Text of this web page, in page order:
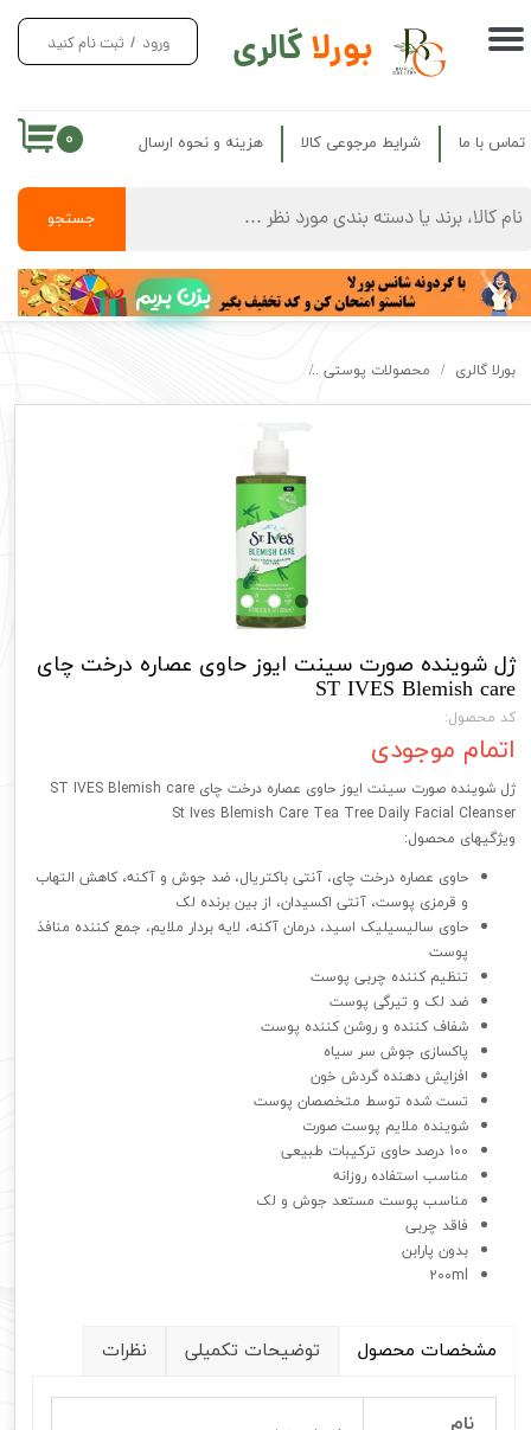
بورلاگالری
جستجو
ورود / ثبت نام کنید
حساب کاربری من
سفارشات
خروج از حساب کاربری
۰ تماس با ما شرایط مرجوعی کالا هزینه و نحوه ارسال
بزن بریم
بورلا گالری محصولات پوستی
ژل شوینده صورت سینت ایوز حاوی عصاره درخت چای
ST IVES Blemish care
کد محصول:
اتمام موجودی
ژل شوینده صورت سینت ایوز حاوی عصاره درخت چای ST IVES Blemish care
St Ives Blemish Care Tea Tree Daily Facial Cleanser
ویژگیهای محصول:
حاوی عصاره درخت چای، آنتی باکتریال، ضد جوش و آکنه، کاهش التهاب
و قرمزی پوست، آنتی اکسیدان، از بین برنده لک
حاوی سالیسیلیک اسید، درمان آکنه، لایه بردار ملایم، جمع کننده منافذ
پوست
تنظیم کننده چربی پوست
ضد لک و تیرگی پوست
شفاف کننده و روشن کننده پوست
پاکسازی جوش سر سیاه
افزایش دهنده گردش خون
تست شده توسط متخصصان پوست
شوینده ملایم پوست صورت
100 درصد حاوی ترکیبات طبیعی
مناسب استفاده روزانه
مناسب پوست مستعد جوش و لک
فاقد چربی
بدون پارابن
200ml
مشخصات محصول توضیحات تکمیلی نظرات
نام